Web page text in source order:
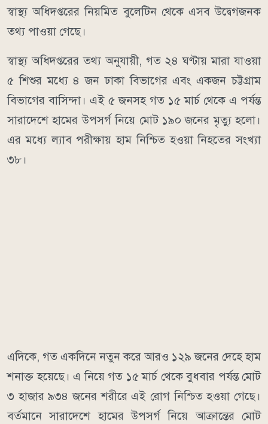
স্বাস্থ্য অধিদপ্তরের নিয়মিত বুলেটিন থেকে এসব উদ্বেগজনক
তথ্য পাওয়া গেছে।
স্বাস্থ্য অধিদপ্তরের তথ্য অনুযায়ী, গত ২৪ ঘণ্টায় মারা যাওয়া
৫ শিশুর মধ্যে ৪ জন ঢাকা বিভাগের এবং একজন চট্টগ্রাম
বিভাগের বাসিন্দা। এই ৫ জনসহ গত ১৫ মার্চ থেকে এ পর্যন্ত
সারাদেশে হামের উপসর্গ নিয়ে মোট ১৯০ জনের মৃত্যু হলো।
এর মধ্যে ল্যাব পরীক্ষায় হাম নিশ্চিত হওয়া নিহতের সংখ্যা
৩৮।
এদিকে, গত একদিনে নতুন করে আরও ১২৯ জনের দেহে হাম
শনাক্ত হয়েছে। এ নিয়ে গত ১৫ মার্চ থেকে বুধবার পর্যন্ত মোট
৩ হাজার ৯৩৪ জনের শরীরে এই রোগ নিশ্চিত হওয়া গেছে।
বর্তমানে সারাদেশে হামের উপসর্গ নিয়ে আক্রান্তের মোট